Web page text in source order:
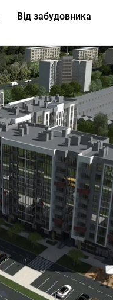
Від забудовника